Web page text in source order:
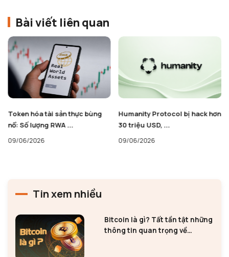
Bài viết liên quan
Token hóa tài sản thực bùng
nổ: Số lượng RWA ...
09/06/2026
Humanity Protocol bị hack hơn
30 triệu USD, ...
09/06/2026
Tin xem nhiều
Bitcoin là gì? Tất tần tật những
thông tin quan trọng về